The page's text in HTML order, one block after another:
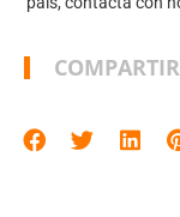
COMPARTIR